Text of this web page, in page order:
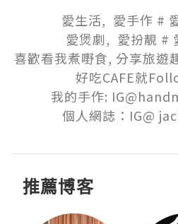
愛生活,  愛手作 #
愛煲劇,  愛扮靚 #
喜歡看我煮嘢食, 分享旅遊
好吃CAFE就
我的手作:
個人網誌：IG@
推薦博客